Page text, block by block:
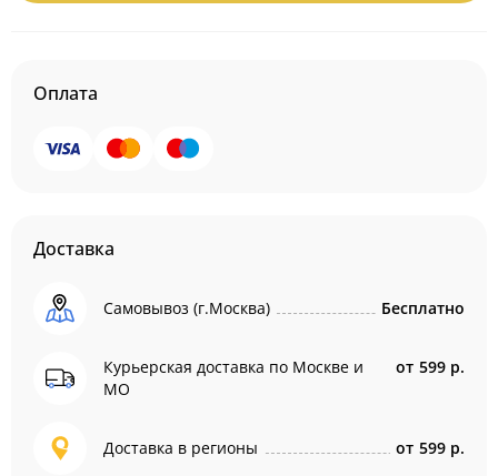
Оплата
Доставка
Самовывоз (г.Москва) Бесплатно
Курьерская доставка по Москве и
МО
от 599 р.
Доставка в регионы от 599 р.